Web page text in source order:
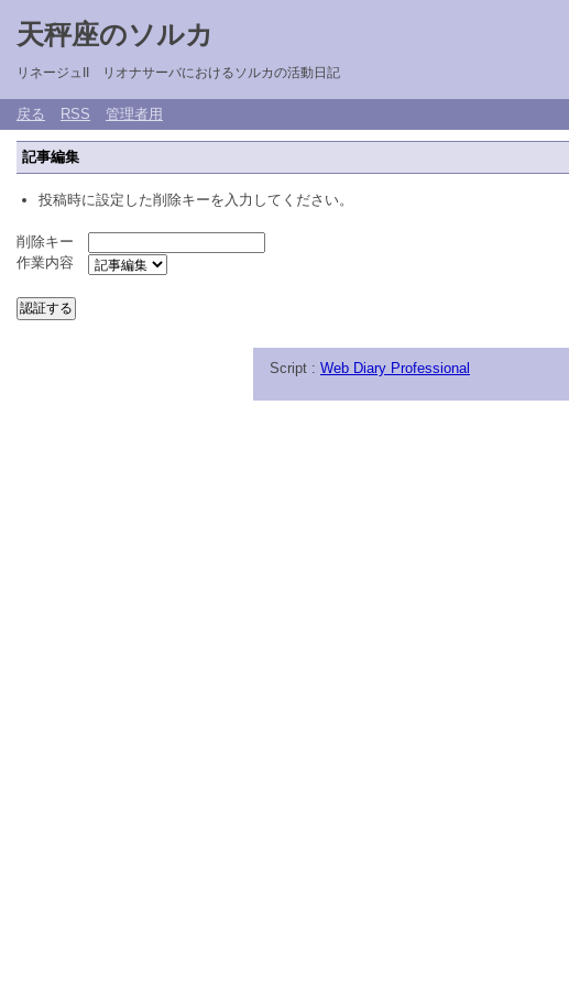
天秤座のソルカ
リネージュII リオナサーバにおけるソルカの活動日記
戻る RSS 管理者用
記事編集
投稿時に設定した削除キーを入力してください。
削除キー
作業内容
Script : Web Diary Professional